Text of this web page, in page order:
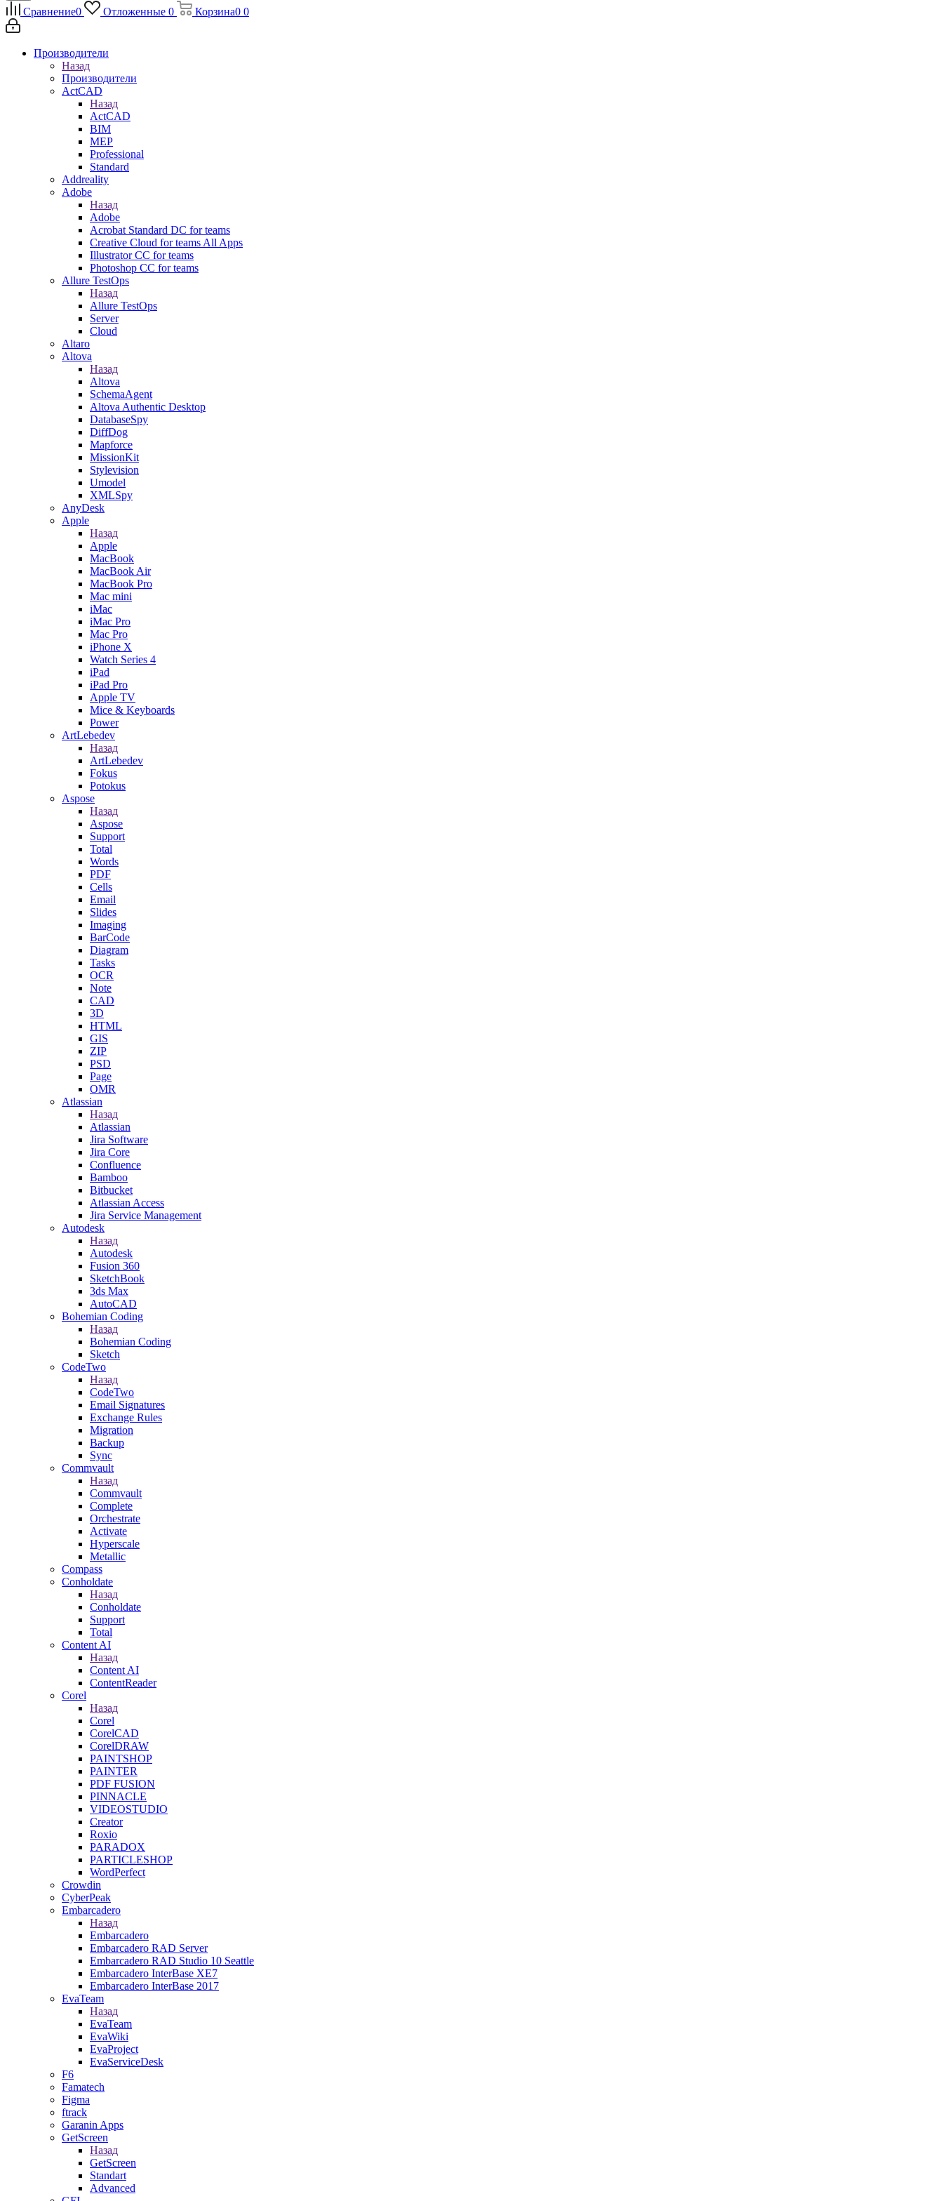
Сравнение0 Отложенные 0 Корзина0 0
Производители
Назад
Производители
ActCAD
Назад
ActCAD
BIM
MEP
Professional
Standard
Addreality
Adobe
Назад
Adobe
Acrobat Standard DC for teams
Creative Cloud for teams All Apps
Illustrator CC for teams
Photoshop CC for teams
Allure TestOps
Назад
Allure TestOps
Server
Cloud
Altaro
Altova
Назад
Altova
SchemaAgent
Altova Authentic Desktop
DatabaseSpy
DiffDog
Mapforce
MissionKit
Stylevision
Umodel
XMLSpy
AnyDesk
Apple
Назад
Apple
MacBook
MacBook Air
MacBook Pro
Mac mini
iMac
iMac Pro
Mac Pro
iPhone X
Watch Series 4
iPad
iPad Pro
Apple TV
Mice & Keyboards
Power
ArtLebedev
Назад
ArtLebedev
Fokus
Potokus
Aspose
Назад
Aspose
Support
Total
Words
PDF
Cells
Email
Slides
Imaging
BarCode
Diagram
Tasks
OCR
Note
CAD
3D
HTML
GIS
ZIP
PSD
Page
OMR
Atlassian
Назад
Atlassian
Jira Software
Jira Core
Confluence
Bamboo
Bitbucket
Atlassian Access
Jira Service Management
Autodesk
Назад
Autodesk
Fusion 360
SketchBook
3ds Max
AutoCAD
Bohemian Coding
Назад
Bohemian Coding
Sketch
CodeTwo
Назад
CodeTwo
Email Signatures
Exchange Rules
Migration
Backup
Sync
Commvault
Назад
Commvault
Complete
Orchestrate
Activate
Hyperscale
Metallic
Compass
Conholdate
Назад
Conholdate
Support
Total
Content AI
Назад
Content AI
ContentReader
Corel
Назад
Corel
CorelCAD
CorelDRAW
PAINTSHOP
PAINTER
PDF FUSION
PINNACLE
VIDEOSTUDIO
Creator
Roxio
PARADOX
PARTICLESHOP
WordPerfect
Crowdin
CyberPeak
Embarcadero
Назад
Embarcadero
Embarcadero RAD Server
Embarcadero RAD Studio 10 Seattle
Embarcadero InterBase XE7
Embarcadero InterBase 2017
EvaTeam
Назад
EvaTeam
EvaWiki
EvaProject
EvaServiceDesk
F6
Famatech
Figma
ftrack
Garanin Apps
GetScreen
Назад
GetScreen
Standart
Advanced